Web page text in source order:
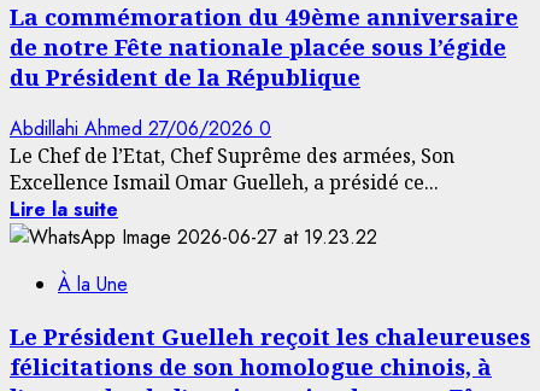
La commémoration du 49ème anniversaire
de notre Fête nationale placée sous l’égide
du Président de la République
Abdillahi Ahmed 27/06/2026 0
Le Chef de l’Etat, Chef Suprême des armées, Son
Excellence Ismail Omar Guelleh, a présidé ce...
Lire la suite
À la Une
Le Président Guelleh reçoit les chaleureuses
félicitations de son homologue chinois, à